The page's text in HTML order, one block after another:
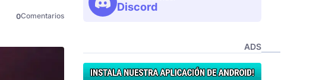
0Comentarios
Discord
ADS